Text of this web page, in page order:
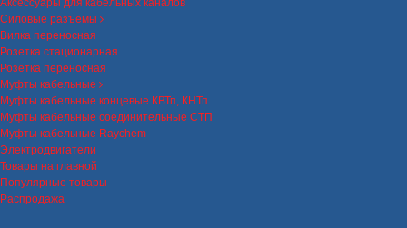
Аксессуары для кабельных каналов
Силовые разъемы
Вилка переносная
Розетка стационарная
Розетка переносная
Муфты кабельные
Муфты кабельные концевые КВТп, КНТп
Муфты кабельные соединительные СТП
Муфты кабельные Raychem
Электродвигатели
Товары на главной
Популярные товары
Распродажа